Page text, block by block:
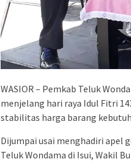
WASIOR – Pemkab Teluk
menjelang hari raya Idul Fitri
stabilitas harga barang
Dijumpai usai menghadiri apel
Teluk Wondama di Isui, Wakil